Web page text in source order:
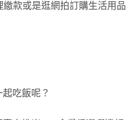
款或是逛網拍訂購生活用品
吃飯呢？